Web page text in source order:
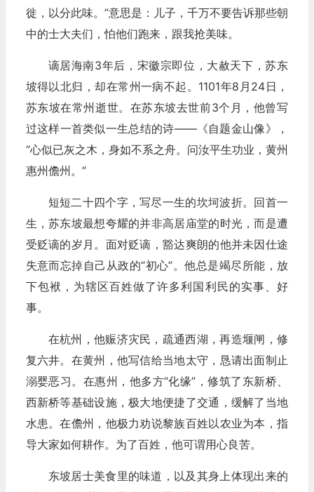
徙，以分此味。”意思是：儿子，千万不要告诉那些朝
中的士大夫们，怕他们跑来，跟我抢美味。
谪居海南3年后，宋徽宗即位，大赦天下，苏东
坡得以北归，却在常州一病不起。1101年8月24日，
苏东坡在常州逝世。在苏东坡去世前3个月，他曾写
过这样一首类似一生总结的诗——《自题金山像》，
“心似已灰之木，身如不系之舟。问汝平生功业，黄州
惠州儋州。”
短短二十四个字，写尽一生的坎坷波折。回首一
生，苏东坡最想夸耀的并非高居庙堂的时光，而是遭
受贬谪的岁月。面对贬谪，豁达爽朗的他并未因仕途
失意而忘掉自己从政的“初心”。他总是竭尽所能，放
下包袱，为辖区百姓做了许多利国利民的实事、好
事。
在杭州，他赈济灾民，疏通西湖，再造堰闸，修
复六井。在黄州，他写信给当地太守，恳请出面制止
溺婴恶习。在惠州，他多方“化缘”，修筑了东新桥、
西新桥等基础设施，极大地便捷了交通，缓解了当地
水患。在儋州，他极力劝说黎族百姓以农业为本，指
导大家如何耕作。为了百姓，他可谓用心良苦。
东坡居士美食里的味道，以及其身上体现出来的